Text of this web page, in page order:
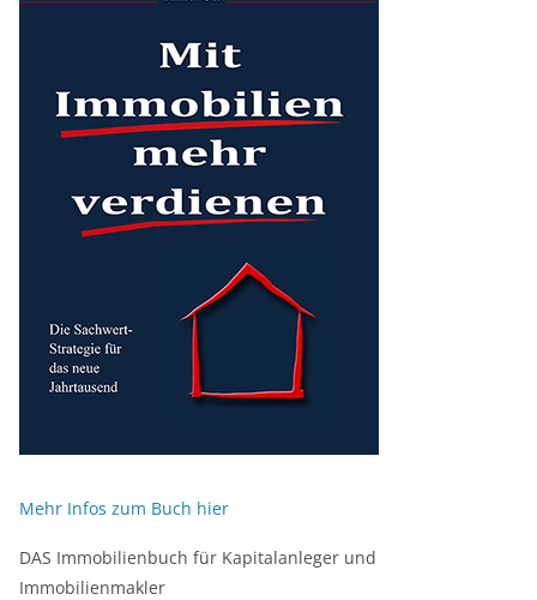
Mehr Infos zum Buch hier
DAS Immobilienbuch für Kapitalanleger und
Immobilienmakler